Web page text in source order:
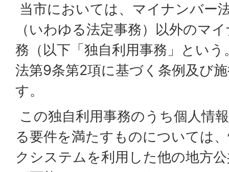
当市においては、マイナンバー
（いわゆる法定事務）以外のマ
務（以下「独自利用事務」とい
法第9条第2項に基づく条例及び
す。
この独自利用事務のうち個人情
る要件を満たすものについては
クシステムを利用した他の地方